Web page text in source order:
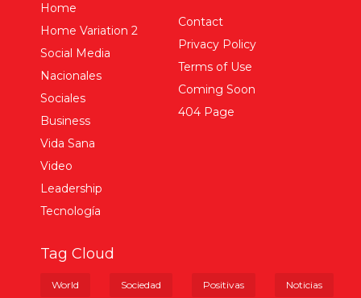
Home
Home Variation 2
Social Media
Nacionales
Sociales
Business
Vida Sana
Video
Leadership
Tecnología
Contact
Privacy Policy
Terms of Use
Coming Soon
404 Page
Tag Cloud
World Sociedad Positivas Noticias